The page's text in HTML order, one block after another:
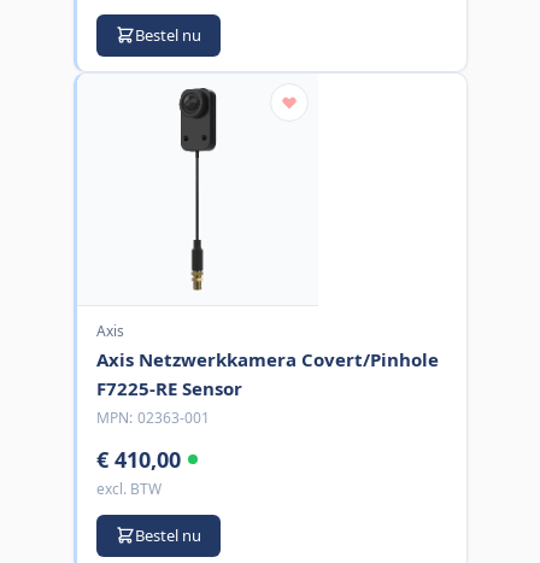
Bestel nu
Axis
Axis Netzwerkkamera Covert/Pinhole
F7225-RE Sensor
MPN: 02363-001
€ 410,00
excl. BTW
Bestel nu